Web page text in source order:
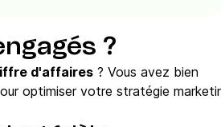
?
d'affaires ? Vous avez bien
optimiser votre stratégie